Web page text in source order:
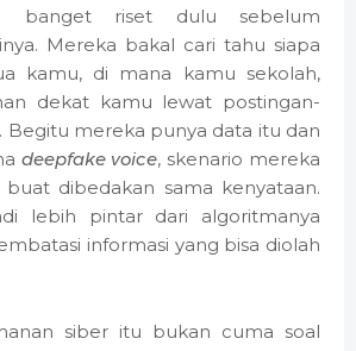
banget riset dulu sebelum
Mereka bakal cari tahu siapa
kamu, di mana kamu sekolah,
dekat kamu lewat postingan-
Begitu mereka punya data itu dan
deepfake voice, skenario mereka
dibedakan sama kenyataan.
lebih pintar dari algoritmanya
informasi yang bisa diolah
siber itu bukan cuma soal